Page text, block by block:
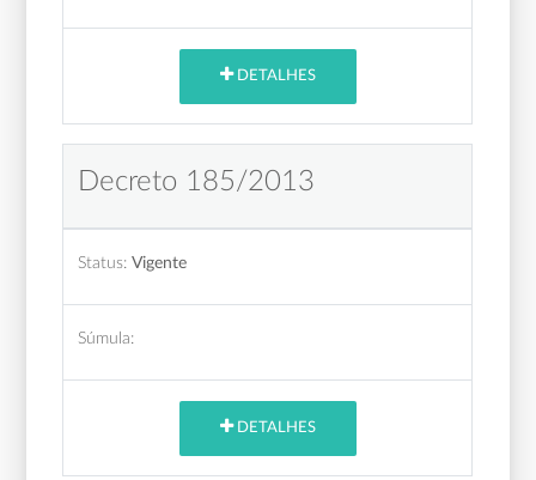
DETALHES
Decreto 185/2013
Status: Vigente
Súmula:
DETALHES